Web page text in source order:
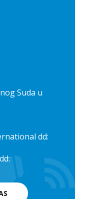
Suda u
dd: